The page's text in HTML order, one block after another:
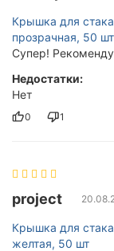
Крышка для
прозрачная, 50 шт
Супер!
Недостатки:
Нет
0 1
project
Крышка для
желтая, 50 шт